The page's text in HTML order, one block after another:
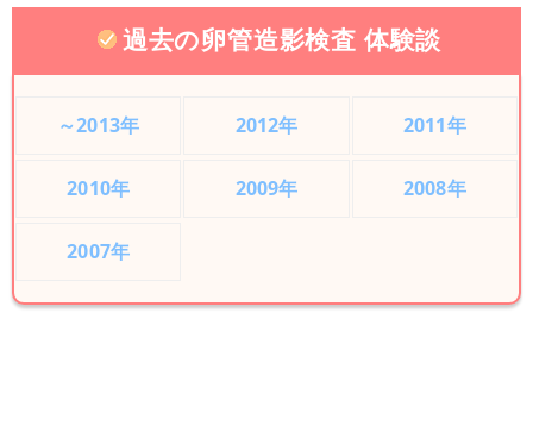
過去の卵管造影検査 体験談
～2013年 2012年 2011年
2010年 2009年 2008年
2007年